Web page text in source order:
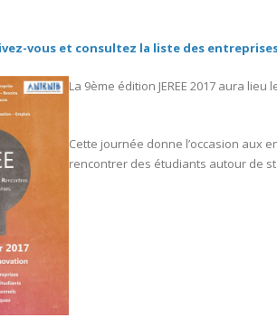
vous et consultez la liste des
La 9ème édition JEREE 2017 aura lieu
Cette journée donne l’occasion aux
rencontrer des étudiants autour de